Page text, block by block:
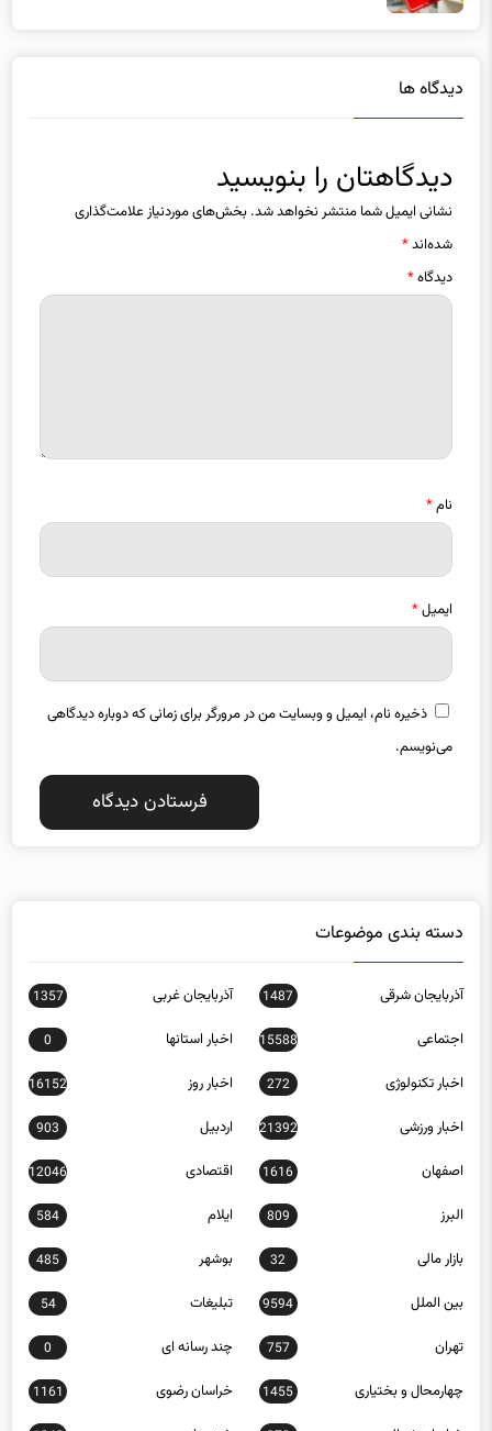
دیدگاه ها
دیدگاهتان را بنویسید
نشانی ایمیل شما منتشر نخواهد شد. بخش‌های موردنیاز علامت‌گذاری
شده‌اند*
دیدگاه*
نام*
ایمیل*
ذخیره نام، ایمیل و وبسایت من در مرورگر برای زمانی که دوباره دیدگاهی
می‌نویسم.
دسته بندی موضوعات
آذربایجان شرقی 1487 آذربایجان غربی 1357
اجتماعی 15588 اخبار استانها 0
اخبار تکنولوژی 272 اخبار روز 16152
اخبار ورزشی 21392 اردبیل 903
اصفهان 1616 اقتصادی 12046
البرز 809 ایلام 584
بازار مالی 32 بوشهر 485
بین الملل 9594 تبلیغات 54
تهران 757 چند رسانه ای 0
چهارمحال و بختیاری 1455 خراسان رضوی 1161